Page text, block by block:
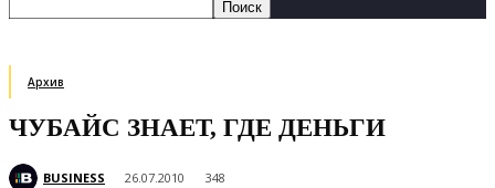
Архив
ЧУБАЙС ЗНАЕТ, ГДЕ ДЕНЬГИ
BUSINESS 26.07.2010 348